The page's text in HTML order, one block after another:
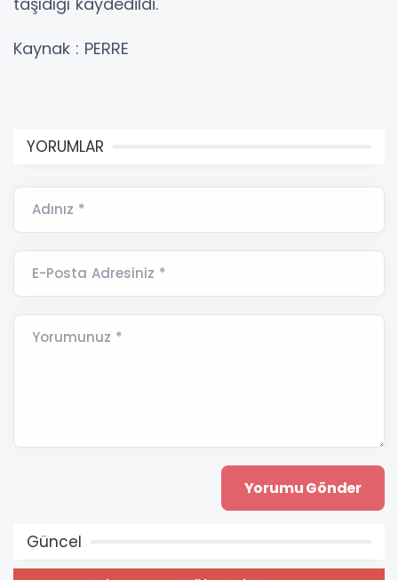
Kaynak : PERRE
YORUMLAR
Adınız *
E-Posta Adresiniz *
Yorumunuz *
Güncel